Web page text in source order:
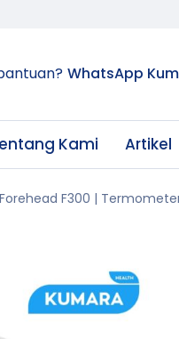
WhatsApp
Kami Artikel
F300 | Termometer